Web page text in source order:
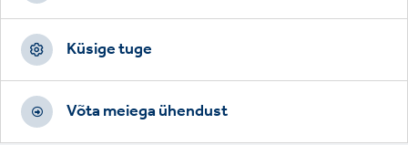
Küsige tuge
Võta meiega ühendust